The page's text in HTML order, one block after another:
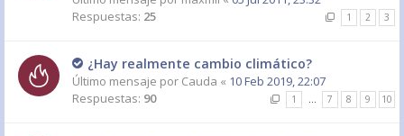
Respuestas: 25 1 2 3
¿Hay realmente cambio climático?
Último mensaje por Cauda « 10 Feb 2019, 22:07
Respuestas: 90 1 … 7 8 9 10